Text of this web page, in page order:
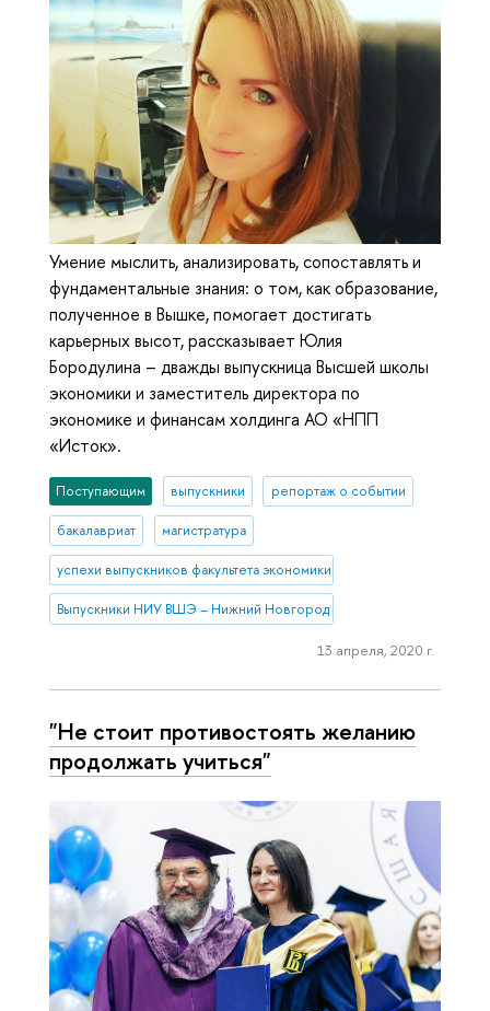
Умение мыслить, анализировать, сопоставлять и
фундаментальные знания: о том, как образование,
полученное в Вышке, помогает достигать
карьерных высот, рассказывает Юлия
Бородулина – дважды выпускница Высшей школы
экономики и заместитель директора по
экономике и финансам холдинга АО «НПП
«Исток».
Поступающим выпускники репортаж о событии
бакалавриат магистратура
успехи выпускников факультета экономики
Выпускники НИУ ВШЭ – Нижний Новгород
13 апреля, 2020 г.
"Не стоит противостоять желанию
продолжать учиться"